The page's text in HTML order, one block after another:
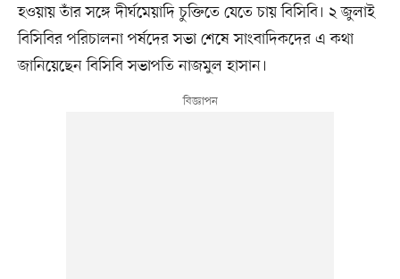
হওয়ায় তাঁর সঙ্গে দীর্ঘমেয়াদি চুক্তিতে যেতে চায় বিসিবি। ২ জুলাই
বিসিবির পরিচালনা পর্ষদের সভা শেষে সাংবাদিকদের এ কথা
জানিয়েছেন বিসিবি সভাপতি নাজমুল হাসান।